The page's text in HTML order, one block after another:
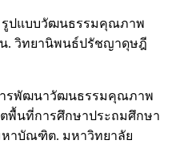
รูปแบบวัฒนธรรมคุณภาพ
. วิทยานิพนธ์ปรัชญาดุษฎี
ารพัฒนาวัฒนธรรมคุณภาพ
พื้นที่การศึกษาประถมศึกษา
าบัณฑิต. มหาวิทยาลัย